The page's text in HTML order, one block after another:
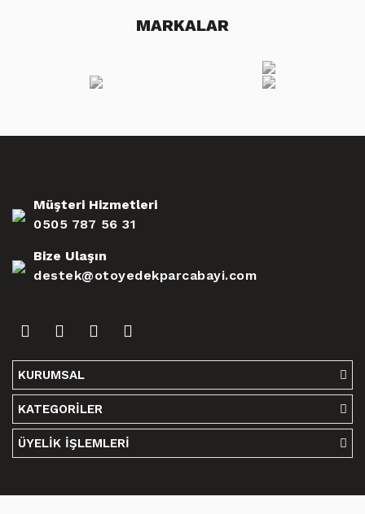
MARKALAR
Müşteri Hizmetleri
0505 787 56 31
Bize Ulaşın
destek@otoyedekparcabayi.com
KURUMSAL
KATEGORİLER
ÜYELİK İŞLEMLERİ